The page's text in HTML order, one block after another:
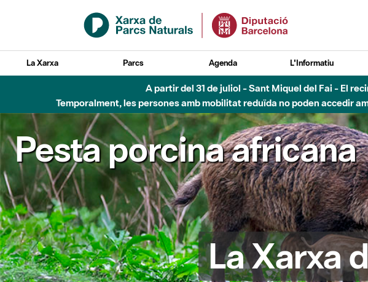
Salta al contingut principal
La Xarxa Parcs Agenda L'Informatiu
A partir del 31 de juliol - Sant Miquel del Fai - El
Temporalment, les persones amb mobilitat reduïda no poden accedir
Pesta porcina africana
La Xarxa